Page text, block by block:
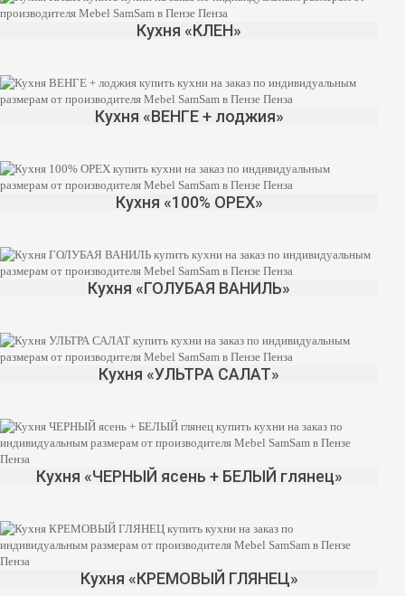
Кухня «КЛЕН»
Кухня «ВЕНГЕ + лоджия»
Кухня «100% ОРЕХ»
Кухня «ГОЛУБАЯ ВАНИЛЬ»
Кухня «УЛЬТРА САЛАТ»
Кухня «ЧЕРНЫЙ ясень + БЕЛЫЙ глянец»
Кухня «КРЕМОВЫЙ ГЛЯНЕЦ»